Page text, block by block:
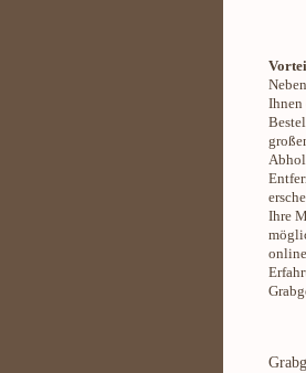
Ihnen
Ihre